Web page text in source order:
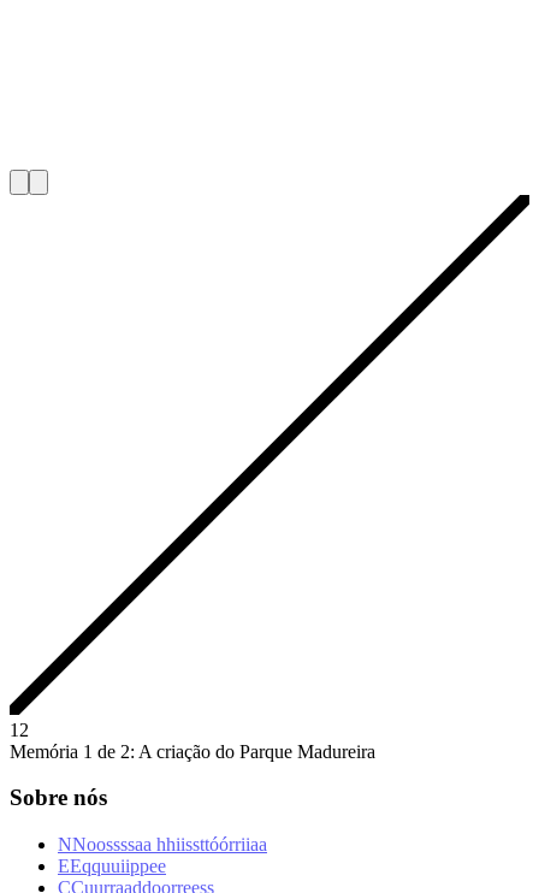
1 2
Memória 1 de 2: A criação do Parque Madureira
Sobre nós
NNoossssaa hhiissttóórriiaa
EEqquuiippee
CCuurraaddoorreess